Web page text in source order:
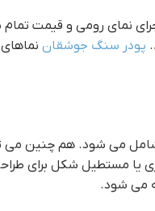
نمای رومی و قیمت
پودر سنگ جوشقان
می شود. هم چنین می
یا مستطیل شکل برای
می شود.